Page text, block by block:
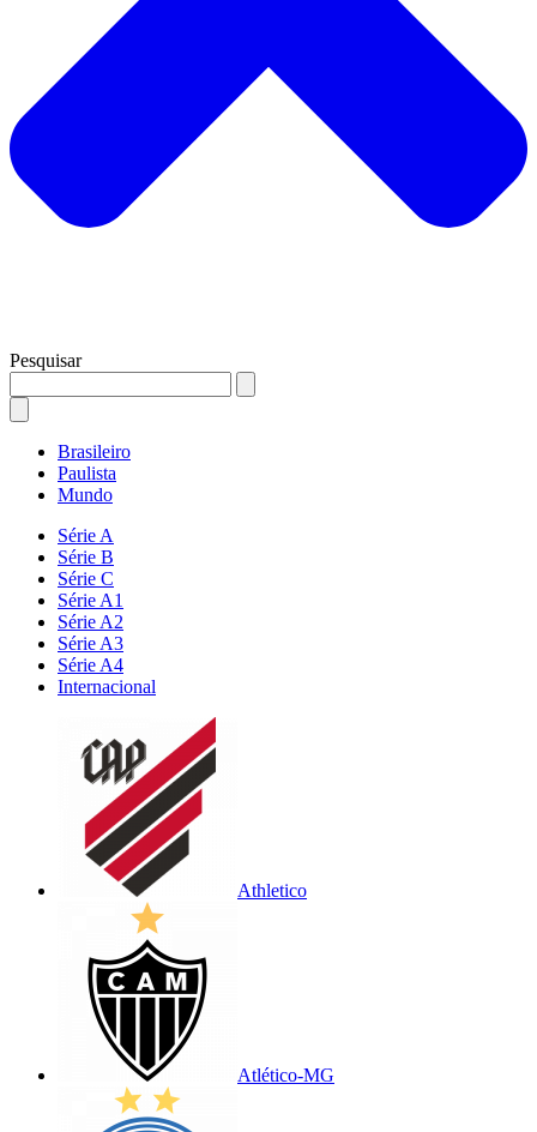
Pesquisar
Brasileiro
Paulista
Mundo
Série A
Série B
Série C
Série A1
Série A2
Série A3
Série A4
Internacional
Athletico
Atlético-MG